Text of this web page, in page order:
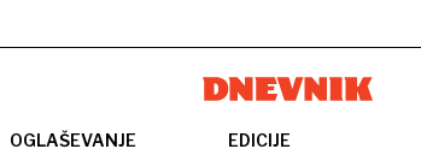
OGLAŠEVANJE
EDICIJE